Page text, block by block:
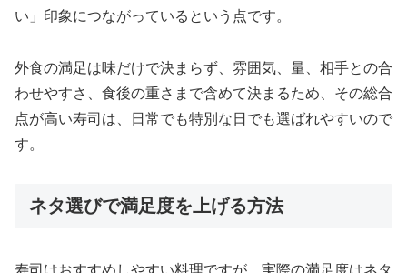
い」印象につながっているという点です。
外食の満足は味だけで決まらず、雰囲気、量、相手との合
わせやすさ、食後の重さまで含めて決まるため、その総合
点が高い寿司は、日常でも特別な日でも選ばれやすいので
す。
ネタ選びで満足度を上げる方法